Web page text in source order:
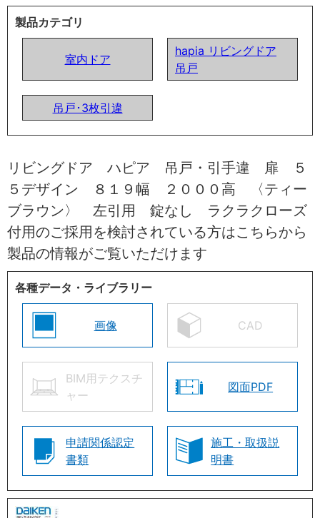
製品カテゴリ
室内ドア
hapia リビングドア
吊戸
吊戸･3枚引違
リビングドア ハピア 吊戸・引手違 扉 ５
５デザイン ８１９幅 ２０００高 〈ティー
ブラウン〉 左引用 錠なし ラクラクローズ
付用のご採用を検討されている方はこちらから
製品の情報がご覧いただけます
各種データ・ライブラリー
画像 CAD
BIM用テクスチ
ャー
図面PDF
申請関係認定
書類
施工・取扱説
明書